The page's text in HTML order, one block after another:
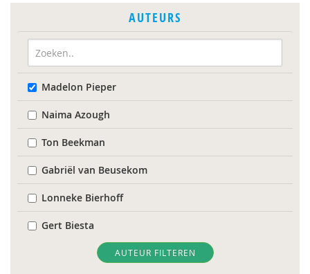
AUTEURS
Madelon Pieper
Naima Azough
Ton Beekman
Gabriël van Beusekom
Lonneke Bierhoff
Gert Biesta
I. Van der Bij AUTEUR FILTEREN